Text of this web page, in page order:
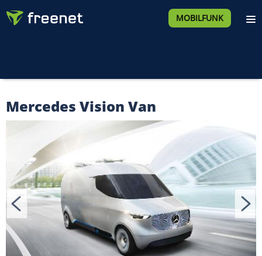
MOBILFUNK
Mercedes Vision Van